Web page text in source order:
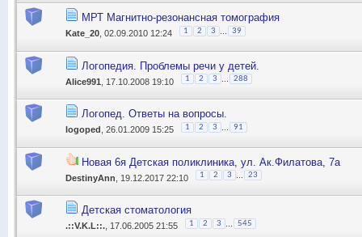
МРТ Магнитно-резонансная томография
Kate_20 , 02.09.2010 12:24 1 2 3 39
Логопедия. Проблемы речи у детей.
Alice991 , 17.10.2008 19:10 1 2 3 ... 288
Логопед. Ответы на вопросы.
logoped , 26.01.2009 15:25 1 2 3 91
Новая 6я Детская поликлиника, ул. Ак.Филатова, 7а
DestinyAnn , 19.12.2017 22:10 1 2 3 23
Детская стоматология
.::V.K.L::. , 17.06.2005 21:55 1 2 3 545